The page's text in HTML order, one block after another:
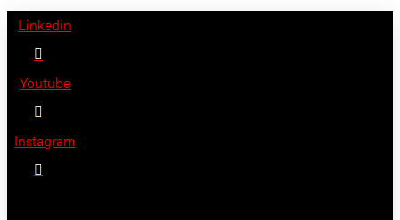
Saltar
contenido
Linkedin
Youtube
Instagram